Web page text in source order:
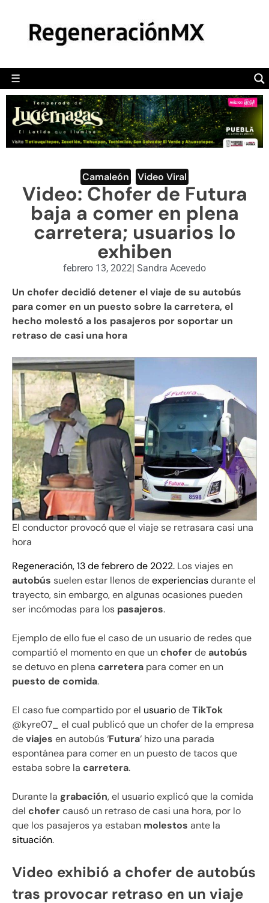
☰
POLÍTICA
CAMALEÓN
OPINIÓN
DEPORTES
ENGLISH SECTION
VIDEOS
Camaleón Video Viral
Video: Chofer de Futura
baja a comer en plena
carretera; usuarios lo
exhiben
febrero 13, 2022| Sandra Acevedo
Un chofer decidió detener el viaje de su autobús
para comer en un puesto sobre la carretera, el
hecho molestó a los pasajeros por soportar un
retraso de casi una hora
El conductor provocó que el viaje se retrasara casi una
hora
Regeneración, 13 de febrero de 2022. Los viajes en
autobús suelen estar llenos deexperienciasdurante el
trayecto, sin embargo, en algunas ocasiones pueden
ser incómodas para los pasajeros.
Ejemplo de ello fue el caso de un usuario de redes que
compartió el momento en que unchoferdeautobús
se detuvo en plena carretera para comer en un
puesto de comida.
El caso fue compartido por el usuariodeTikTok
@kyre07_ el cual publicó que un chofer de la empresa
deviajes en autobús ‘Futura‘ hizo una parada
espontánea para comer en un puesto de tacos que
estaba sobre la carretera.
Durante la grabación, el usuario explicó que la comida
del chofercausó un retraso de casi una hora, por lo
que los pasajeros ya estaban molestos ante la
situación.
Video exhibió a chofer de autobús
tras provocar retraso en un viaje